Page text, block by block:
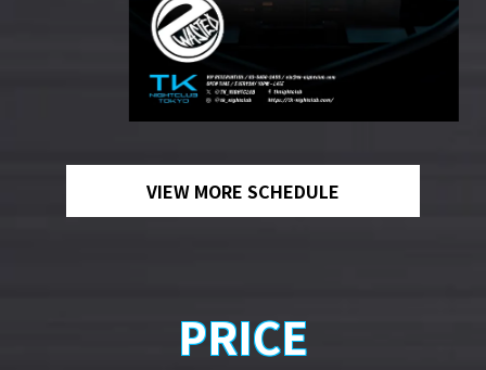
VIEW MORE SCHEDULE
PRICE